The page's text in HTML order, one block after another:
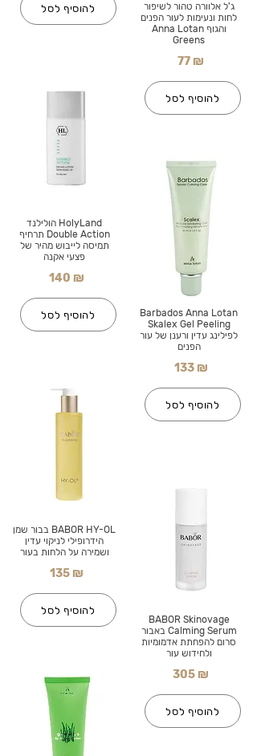
להוסיף לסל
HolyLand הולילנד
Double Action תרחיף
תמיסה לייבוש מהיר של
פצעי אקנה
140 ₪
להוסיף לסל
BABOR HY-OL בבור שמן
הידרופילי לניקוי עדין
ושמירה על הלחות בעור
135 ₪
להוסיף לסל
ג'ל אלוורה טהור לשיפור
לחות ונעימות לעור הפנים
והגוף Anna Lotan
Greens
77 ₪
להוסיף לסל
Barbados Anna Lotan
Skalex Gel Peeling
לפילינג עדין ורענן של עור
הפנים
133 ₪
להוסיף לסל
BABOR Skinovage
Calming Serum באבור
סרום להפחתת אדמומיות
ולחידוש עור
305 ₪
להוסיף לסל